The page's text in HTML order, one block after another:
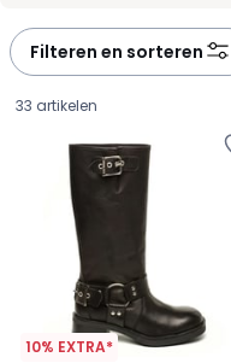
Filteren en sorteren
33 artikelen
10% EXTRA*